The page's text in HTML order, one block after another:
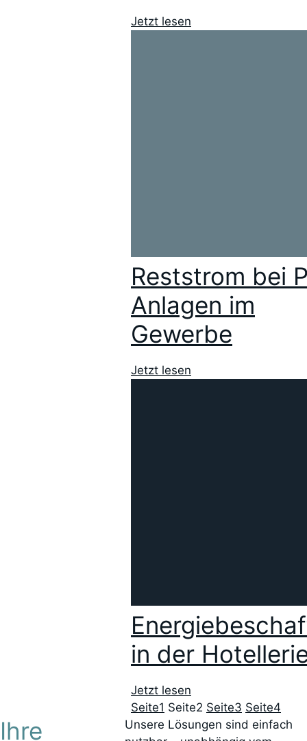
Jetzt lesen
Reststrom bei
Anlagen im
Gewerbe
Jetzt lesen
in der
Jetzt lesen
Seite1 Seite2 Seite3 Seite4
Ihre
Unsere Lösungen sind einfach